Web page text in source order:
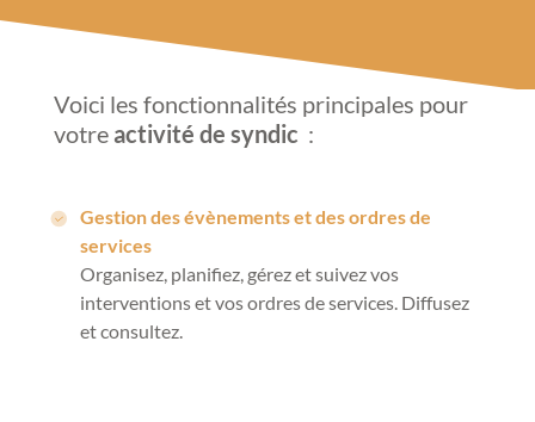
Voici les fonctionnalités principales pour
votre activité de syndic :
Gestion des évènements et des ordres de
services
Organisez, planifiez, gérez et suivez vos
interventions et vos ordres de services. Diffusez
et consultez.